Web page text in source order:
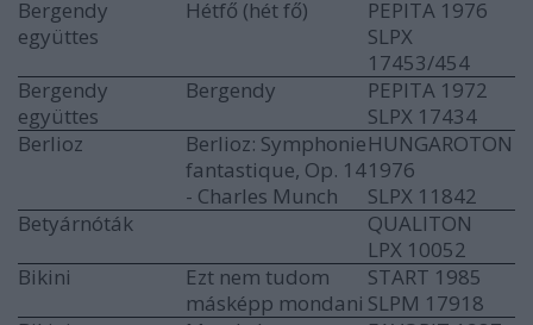
Bergendy
együttes
Hétfő (hét fő)
PEPITA 1976
SLPX
17453/454
Bergendy
együttes
Bergendy
PEPITA 1972
SLPX 17434
Berlioz
Berlioz: Symphonie
fantastique, Op. 14
- Charles Munch
HUNGAROTON
1976
SLPX 11842
Betyárnóták
QUALITON
LPX 10052
Bikini
Ezt nem tudom
másképp mondani
START 1985
SLPM 17918